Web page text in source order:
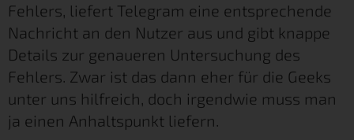
Fehlers, liefert Telegram eine entsprechende
Nachricht an den Nutzer aus und gibt knappe
Details zur genaueren Untersuchung des
Fehlers. Zwar ist das dann eher für die Geeks
unter uns hilfreich, doch irgendwie muss man
ja einen Anhaltspunkt liefern.